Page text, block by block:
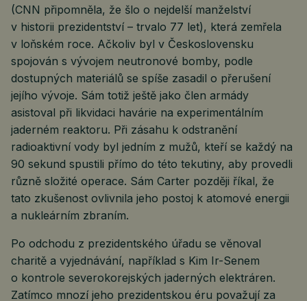
(CNN připomněla, že šlo o nejdelší manželství
v historii prezidentství – trvalo 77 let), která zemřela
v loňském roce. Ačkoliv byl v Československu
spojován s vývojem neutronové bomby, podle
dostupných materiálů se spíše zasadil o přerušení
jejího vývoje. Sám totiž ještě jako člen armády
asistoval při likvidaci havárie na experimentálním
jaderném reaktoru. Při zásahu k odstranění
radioaktivní vody byl jedním z mužů, kteří se každý na
90 sekund spustili přímo do této tekutiny, aby provedli
různě složité operace. Sám Carter později říkal, že
tato zkušenost ovlivnila jeho postoj k atomové energii
a nukleárním zbraním.
Po odchodu z prezidentského úřadu se věnoval
charitě a vyjednávání, například s Kim Ir-Senem
o kontrole severokorejských jaderných elektráren.
Zatímco mnozí jeho prezidentskou éru považují za